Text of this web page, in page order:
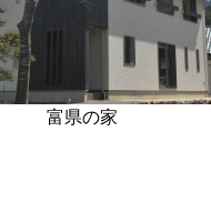
富県の家